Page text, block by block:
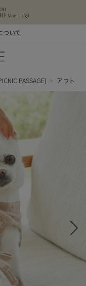
ついて
PASSAGE) アウトレ